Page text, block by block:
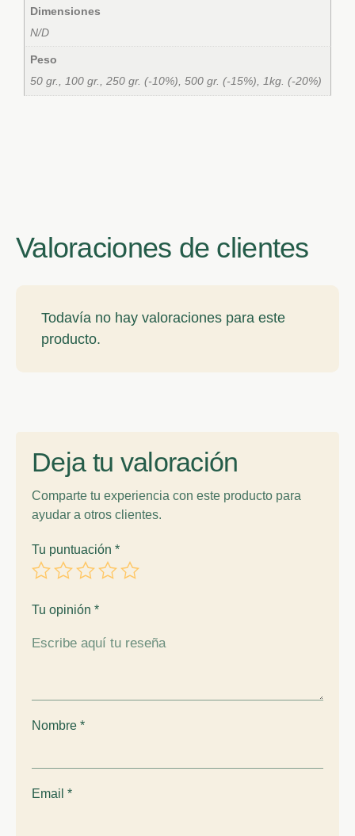
Dimensiones
N/D
Peso
50 gr., 100 gr., 250 gr. (-10%), 500 gr. (-15%), 1kg. (-20%)
Valoraciones de clientes
Todavía no hay valoraciones para este
producto.
Deja tu valoración
Comparte tu experiencia con este producto para
ayudar a otros clientes.
Tu puntuación *
Tu opinión *
Nombre *
Email *